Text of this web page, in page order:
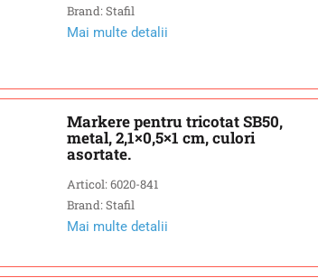
Brand: Stafil
Mai multe detalii
Markere pentru tricotat SB50,
metal, 2,1×0,5×1 cm, culori
asortate.
Articol: 6020-841
Brand: Stafil
Mai multe detalii